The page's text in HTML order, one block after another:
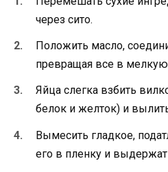
через сито.
Положить масло,
превращая все в
Яйца слегка взбить
белок и желток) и
Вымесить гладкое,
его в пленку и